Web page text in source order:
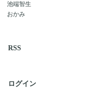
池端智生
おかみ
RSS
ログイン